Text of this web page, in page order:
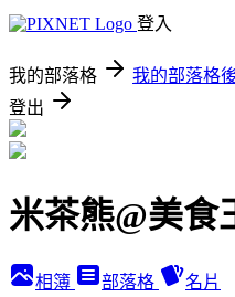
登入
我的部落格 我的部落格
登出
米茶熊@美食
相簿 部落格 名片